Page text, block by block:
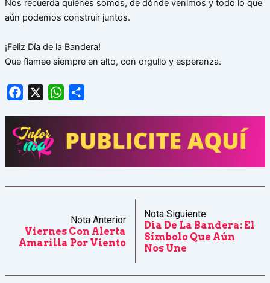
Nos recuerda quiénes somos, de dónde venimos y todo lo que
aún podemos construir juntos.
¡Feliz Día de la Bandera!
Que flamee siempre en alto, con orgullo y esperanza.
Facebook WhatsApp
Nota Anterior
Viernes Con Alerta
Amarilla Por Viento
Nota Siguiente
Día De La Bandera: El
Símbolo Que Aún
Nos Une